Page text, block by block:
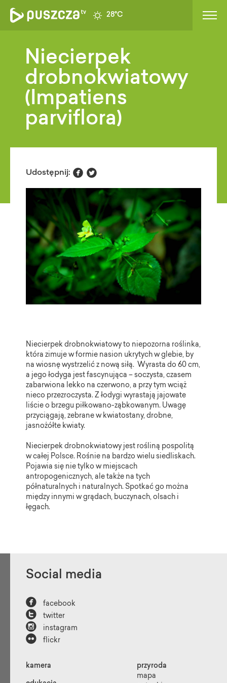
28°C
Niecierpek
drobnokwiatowy
(Impatiens
parviflora)
Udostępnij:  
Niecierpek drobnokwiatowy to niepozorna roślinka,
która zimuje w formie nasion ukrytych w glebie, by
na wiosnę wystrzelić z nową siłą. Wyrasta do 60 cm,
a jego łodyga jest fascynująca – soczysta, czasem
zabarwiona lekko na czerwono, a przy tym wciąż
nieco przezroczysta. Z łodygi wyrastają jajowate
liście o brzegu piłkowano-ząbkowanym. Uwagę
przyciągają, zebrane w kwiatostany, drobne,
jasnożółte kwiaty.
Niecierpek drobnokwiatowy jest rośliną pospolitą
w całej Polsce. Rośnie na bardzo wielu siedliskach.
Pojawia się nie tylko w miejscach
antropogenicznych, ale także na tych
półnaturalnych i naturalnych. Spotkać go można
między innymi w grądach, buczynach, olsach i
łęgach.
Social media
 facebook
 twitter
 instagram
 flickr
kamera
przyroda
mapa